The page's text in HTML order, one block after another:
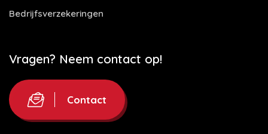
Bedrijfsverzekeringen
Vragen? Neem contact op!
Contact